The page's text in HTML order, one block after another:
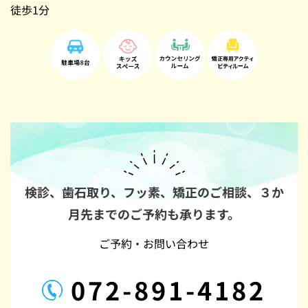
徒歩1分
検診、歯石取り、フッ素、矯正のご相談、 ３か
月先までのご予約も承ります。
ご予約・お問い合わせ
072-891-4182